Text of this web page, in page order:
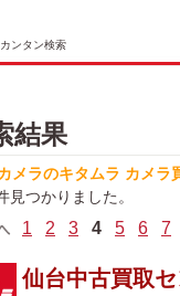
ンタン検索
結果
メラのキタムラ カメラ
見つかりました。
1 2 3 4 5 6 7
仙台中古買取